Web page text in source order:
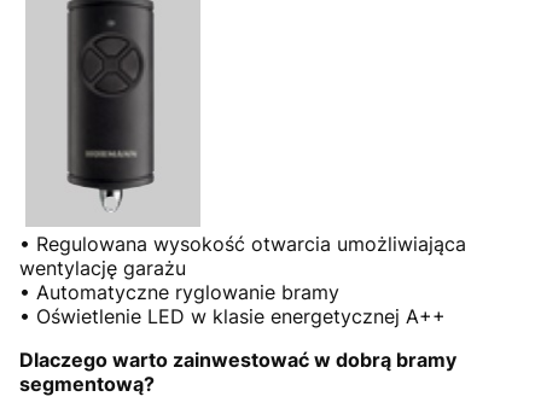
• Regulowana wysokość otwarcia umożliwiająca
wentylację garażu
• Automatyczne ryglowanie bramy
• Oświetlenie LED w klasie energetycznej A++
Dlaczego warto zainwestować w dobrą bramy
segmentową?